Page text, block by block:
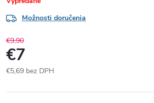
Možnosti doručenia
€9,90
€7
€5,69 bez DPH
cena: